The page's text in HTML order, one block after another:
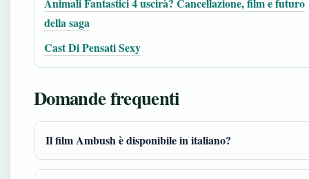
della saga
Cast Di Pensati Sexy
Domande frequenti
Il film Ambush è disponibile in italiano?